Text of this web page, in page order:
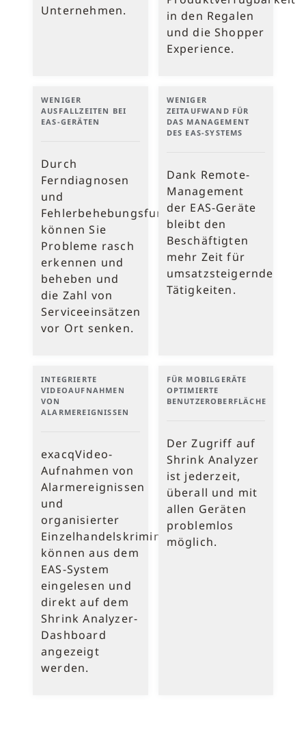
Unternehmen.
in den Regalen
und die Shopper
Experience.
WENIGER
AUSFALLZEITEN BEI
EAS-GERÄTEN
Durch
Ferndiagnosen
und
Fehlerbehebungsfunktionen
können Sie
Probleme rasch
erkennen und
beheben und
die Zahl von
Serviceeinsätzen
vor Ort senken.
WENIGER
ZEITAUFWAND FÜR
DAS MANAGEMENT
DES EAS-SYSTEMS
Dank Remote-
Management
der EAS-Geräte
bleibt den
Beschäftigten
mehr Zeit für
umsatzsteigernde
Tätigkeiten.
INTEGRIERTE
VIDEOAUFNAHMEN
VON
ALARMEREIGNISSEN
exacqVideo-
Aufnahmen von
Alarmereignissen
und
organisierter
Einzelhandelskriminalität
können aus dem
EAS-System
eingelesen und
direkt auf dem
Shrink Analyzer-
Dashboard
angezeigt
werden.
FÜR MOBILGERÄTE
OPTIMIERTE
BENUTZEROBERFLÄCHE
Der Zugriff auf
Shrink Analyzer
ist jederzeit,
überall und mit
allen Geräten
problemlos
möglich.